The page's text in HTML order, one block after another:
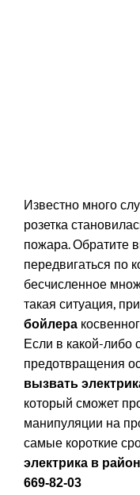
Известно много
розетка
пожара. Обратите
передвигаться по
бесчисленное
такая ситуация,
бойлера
Если в какой-либо
предотвращения
вызвать
который сможет
манипуляции на
самые короткие
электрика в
669-82-03